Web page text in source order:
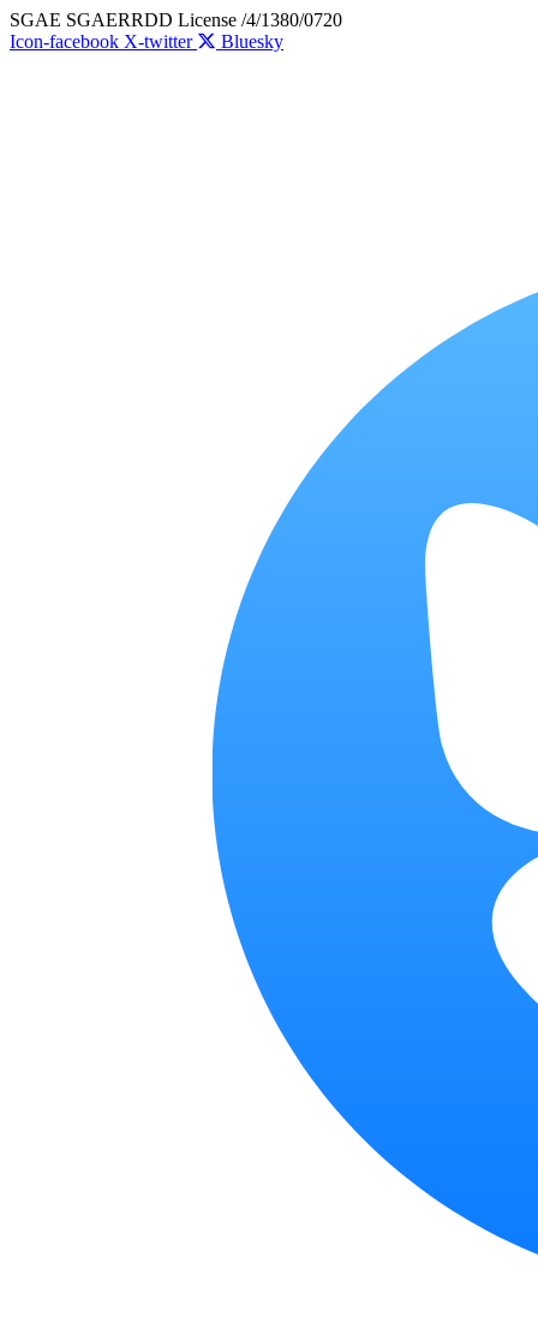
Skip
to
SGAE SGAERRDD License /4/1380/0720
Icon-facebook X-twitter Bluesky